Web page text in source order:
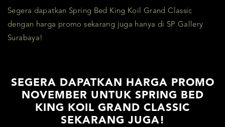
Segera dapatkan Spring Bed King Koil Grand Classic
dengan harga promo sekarang juga hanya di SP Gallery
Surabaya!
SEGERA DAPATKAN HARGA PROMO
NOVEMBER UNTUK SPRING BED
KING KOIL GRAND CLASSIC
SEKARANG JUGA!